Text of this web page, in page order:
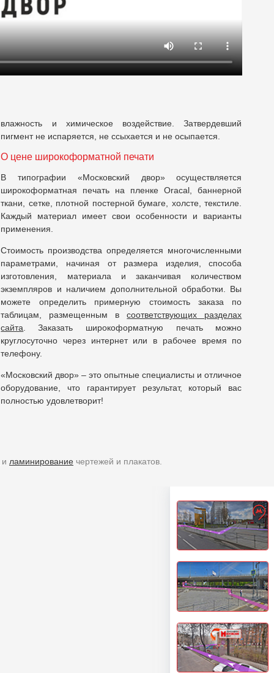
влажность и химическое воздействие. Затвердевший
пигмент не испаряется, не ссыхается и не осыпается.
О цене широкоформатной печати
В типографии «Московский двор» осуществляется
широкоформатная печать на пленке Oracal, баннерной
ткани, сетке, плотной постерной бумаге, холсте, текстиле.
Каждый материал имеет свои особенности и варианты
применения.
Стоимость производства определяется многочисленными
параметрами, начиная от размера изделия, способа
изготовления, материала и заканчивая количеством
экземпляров и наличием дополнительной обработки. Вы
можете определить примерную стоимость заказа по
таблицам, размещенным всоответствующих разделах
сайта . Заказать широкоформатную печать можно
круглосуточно через интернет или в рабочее время по
телефону.
«Московский двор» – это опытные специалисты и отличное
оборудование, что гарантирует результат, который вас
полностью удовлетворит!
и ламинирование чертежей и плакатов.